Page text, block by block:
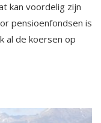
kan voordelig zijn
pensioenfondsen is
al de koersen op